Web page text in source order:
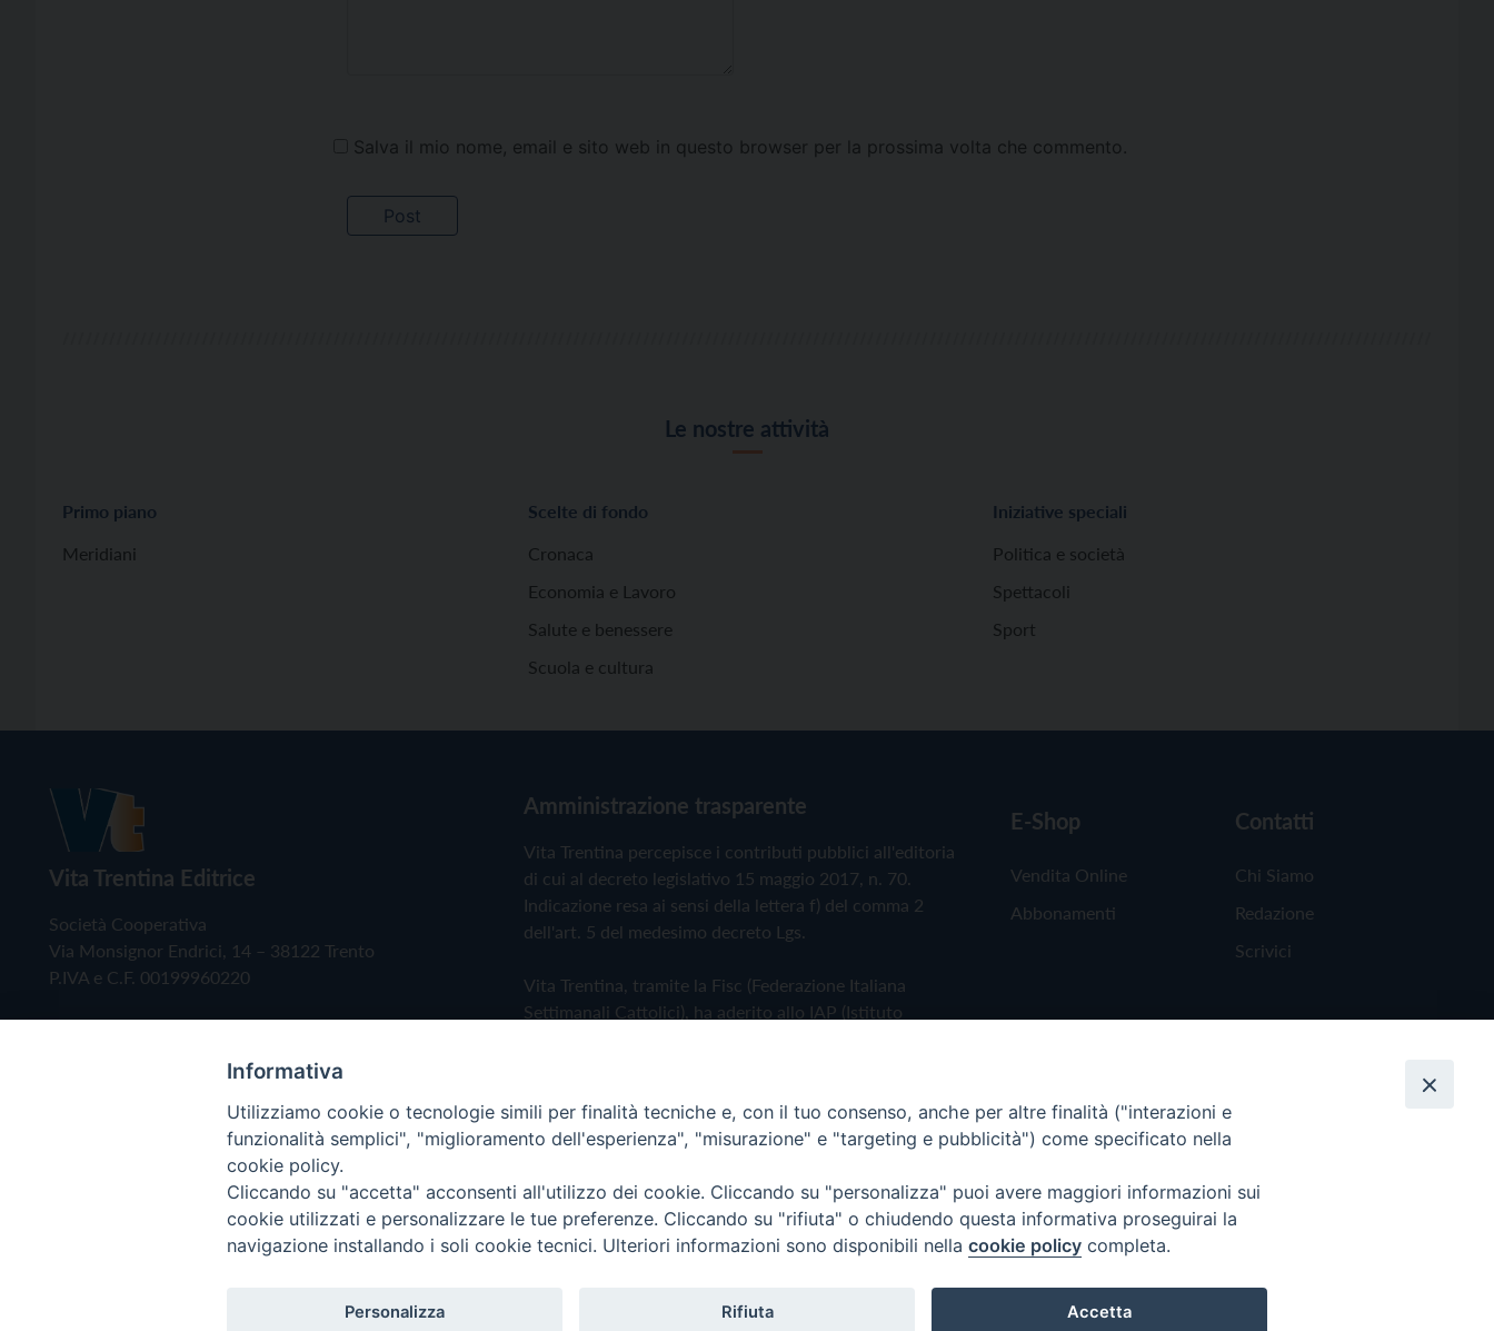
Salva il mio nome, email e sito web in questo browser per la prossima volta che commento.
Le nostre attività
Primo piano
Meridiani
Scelte di fondo
Cronaca
Economia e Lavoro
Salute e benessere
Scuola e cultura
Iniziative speciali
Politica e società
Spettacoli
Sport
Vita Trentina Editrice
Società Cooperativa
Via Monsignor Endrici, 14 – 38122 Trento
P.IVA e C.F. 00199960220
Amministrazione trasparente
Vita Trentina percepisce i contributi pubblici all'editoria
di cui al decreto legislativo 15 maggio 2017, n. 70.
Indicazione resa ai sensi della lettera f) del comma 2
dell'art. 5 del medesimo decreto Lgs.
Vita Trentina, tramite la Fisc (Federazione Italiana
Settimanali Cattolici), ha aderito allo IAP (Istituto
Privacy Policy Cookie Policy
E-Shop
Vendita Online
Abbonamenti
Contatti
Chi Siamo
Redazione
Scrivici
Copyright © 2019 - Tutti i diritti riservati - Vita Trentina Editrice
Informativa
Utilizziamo cookie o tecnologie simili per finalità tecniche e, con il tuo consenso, anche per altre finalità ("interazioni e
funzionalità semplici", "miglioramento dell'esperienza", "misurazione" e "targeting e pubblicità") come specificato nella
cookie policy.
Cliccando su "accetta" acconsenti all'utilizzo dei cookie. Cliccando su "personalizza" puoi avere maggiori informazioni sui
cookie utilizzati e personalizzare le tue preferenze. Cliccando su "rifiuta" o chiudendo questa informativa proseguirai la
navigazione installando i soli cookie tecnici. Ulteriori informazioni sono disponibili nella cookie policy completa.
Personalizza Rifiuta Accetta